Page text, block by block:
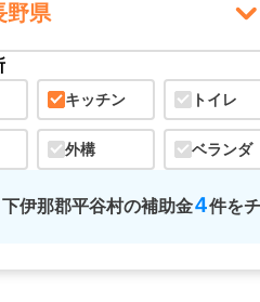
野県
キッチン トイレ
外構 ベランダ
下伊那郡平谷村の補助金4件を